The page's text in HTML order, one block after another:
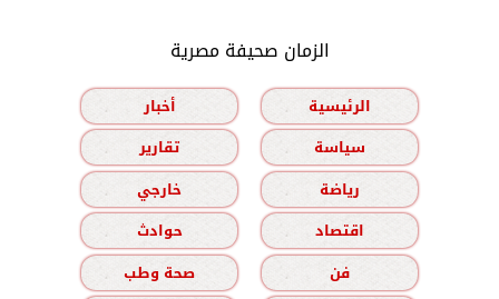
الزمان صحيفة مصرية
الرئيسية
أخبار
سياسة
تقارير
رياضة
خارجي
اقتصاد
حوادث
فن
صحة وطب